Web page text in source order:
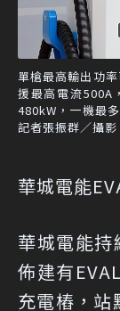
單槍最高輸出功
援最高電流500A
480kW，一機最
記者張振群／攝影
華城電能
華城電能
佈建有
充電樁，站